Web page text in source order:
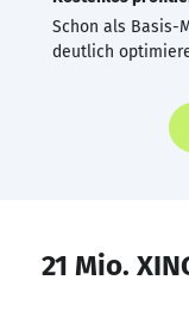
Schon als Basis-
deutlich
21 Mio.